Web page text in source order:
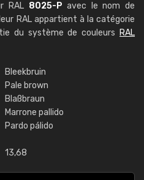
RAL 8025-P avec le nom de
RAL appartient à la catégorie
du système de couleurs RAL
Bleekbruin
Pale brown
Blaßbraun
Marrone pallido
Pardo pálido
13,68